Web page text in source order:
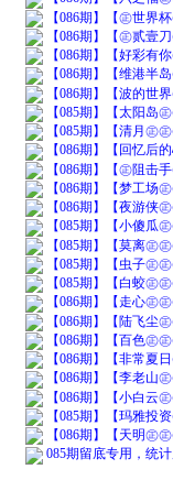
【086期】【㊣世界
【086期】【㊣贰壹
【086期】【好彩有
【086期】【维港半
【086期】【波的世
【085期】【太阳岛
【085期】【清月㊣
【086期】【回忆后
【086期】【㊣阻击
【086期】【梦工场
【086期】【夜游侠
【085期】【小傻瓜
【085期】【莫离㊣
【085期】【虫子㊣
【085期】【白蛟㊣
【086期】【走心㊣
【086期】【陆飞尘
【086期】【百色㊣
【086期】【非常夏
【086期】【李老山
【086期】【小白云
【085期】【玛雅投
【086期】【天明㊣
085期留底专用，统